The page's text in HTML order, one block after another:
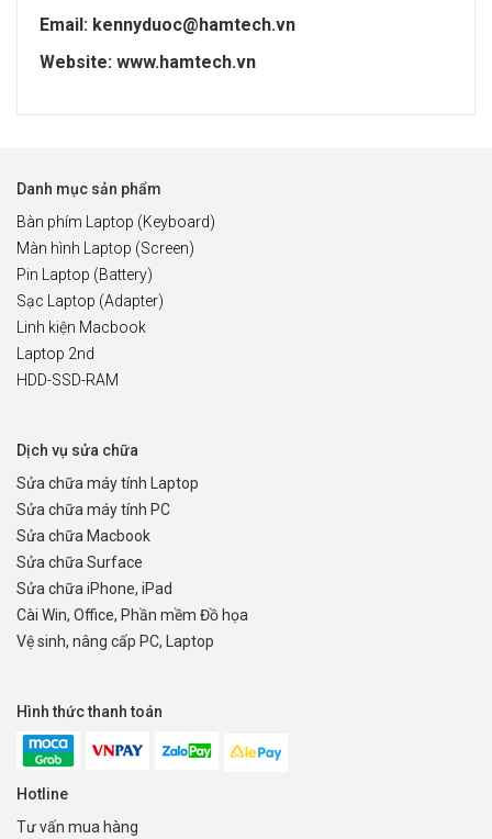
Email: kennyduoc@hamtech.vn
Website: www.hamtech.vn
Danh mục sản phẩm
Bàn phím Laptop (Keyboard)
Màn hình Laptop (Screen)
Pin Laptop (Battery)
Sạc Laptop (Adapter)
Linh kiện Macbook
Laptop 2nd
HDD-SSD-RAM
Dịch vụ sửa chữa
Sửa chữa máy tính Laptop
Sửa chữa máy tính PC
Sửa chữa Macbook
Sửa chữa Surface
Sửa chữa iPhone, iPad
Cài Win, Office, Phần mềm Đồ họa
Vệ sinh, nâng cấp PC, Laptop
Hình thức thanh toán
Hotline
Tư vấn mua hàng